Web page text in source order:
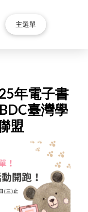
主選單
年電子書
臺灣學
盟